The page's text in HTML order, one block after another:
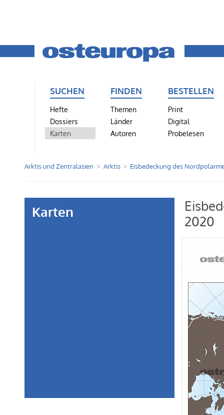
SUCHEN
Hefte
Dossiers
Karten
FINDEN
Themen
Länder
Autoren
BESTELLEN
Print
Digital
Probelesen
Arktis und Zentralasien Arktis Eisbedeckung des
Karten
2020